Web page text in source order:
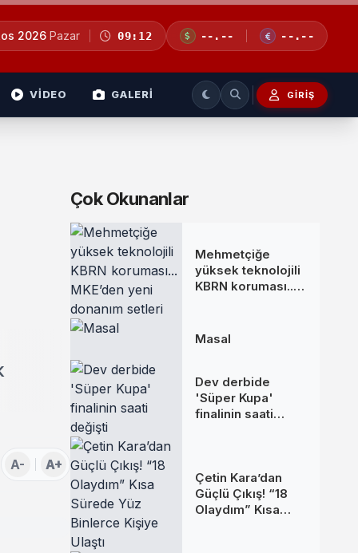
2026 Pazar 09:12 --.-- --.--
VİDEO GALERİ GIRIŞ
A- A+
Çok Okunanlar
Mehmetçiğe
yüksek teknolojili
KBRN koruması...
Masal
Dev derbide
'Süper Kupa'
finalinin saati
Çetin Kara’dan
Güçlü Çıkış! “18
Olaydım” Kısa